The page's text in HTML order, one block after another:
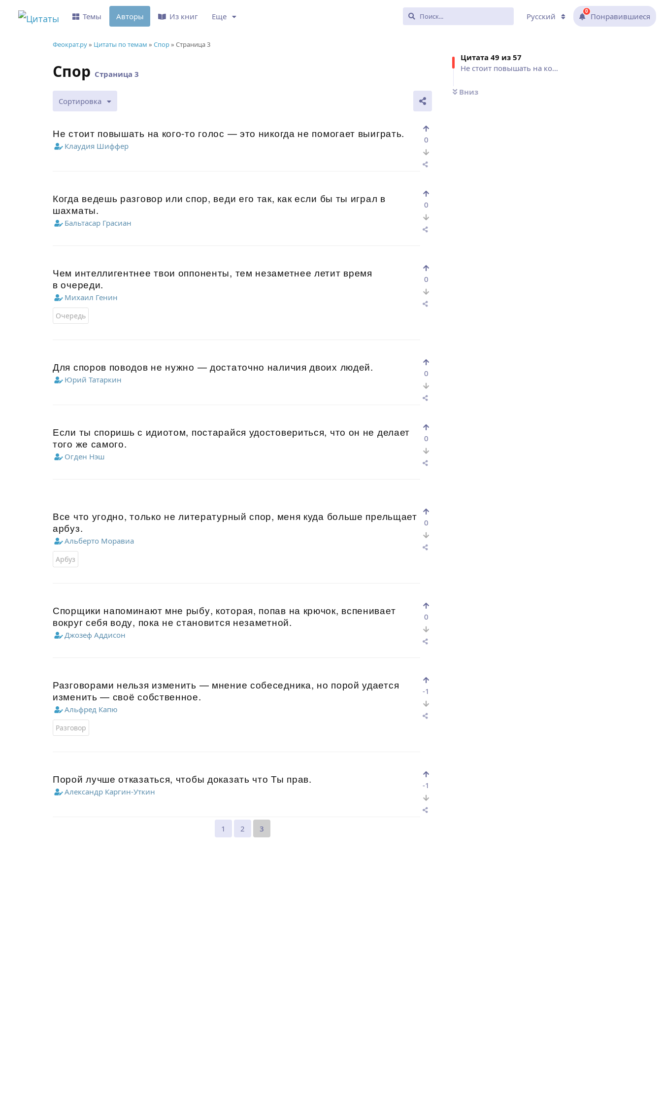
Феократ.ру» Цитаты по темам » Спор» Страница 3
Спор Страница 3
Сортировка
Не стоит повышать на кого-то голос — это никогда не помогает выиграть.
Клаудия Шиффер
0
Когда ведешь разговор или спор, веди его так, как если бы ты играл в
шахматы.
Бальтасар Грасиан
0
Чем интеллигентнее твои оппоненты, тем незаметнее летит время
в очереди.
Михаил Генин
Очередь
0
Для споров поводов не нужно — достаточно наличия двоих людей.
Юрий Татаркин
0
Если ты споришь с идиотом, постарайся удостовериться, что он не делает
того же самого.
Огден Нэш
0
Все что угодно, только не литературный спор, меня куда больше прельщает
арбуз.
Альберто Моравиа
Арбуз
0
Спорщики напоминают мне рыбу, которая, попав на крючок, вспенивает
вокруг себя воду, пока не становится незаметной.
Джозеф Аддисон
0
Разговорами нельзя изменить — мнение собеседника, но порой удается
изменить — своё собственное.
Альфред Капю
Разговор
-1
Порой лучше отказаться, чтобы доказать что Ты прав.
Александр Каргин-Уткин
-1
1 2 3
Цитата 49 из 57
Не стоит повышать на кого-то...
Вниз
Темы Авторы Из книг Еще Русский
0
Понравившиеся